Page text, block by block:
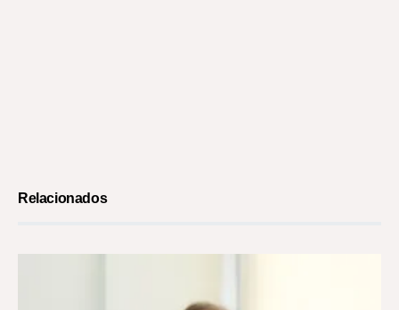
Relacionados